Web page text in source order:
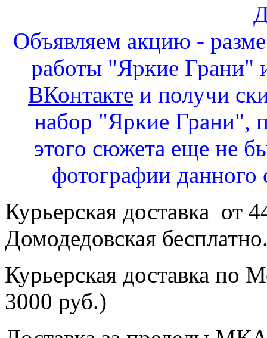
Объявляем акцию -
работы "Яркие Грани"
ВКонтакте и получи
набор "Яркие Грани",
этого сюжета еще не
фотографии
Курьерская доставка от
Домодедовская
Курьерская доставка по
3000 руб.)